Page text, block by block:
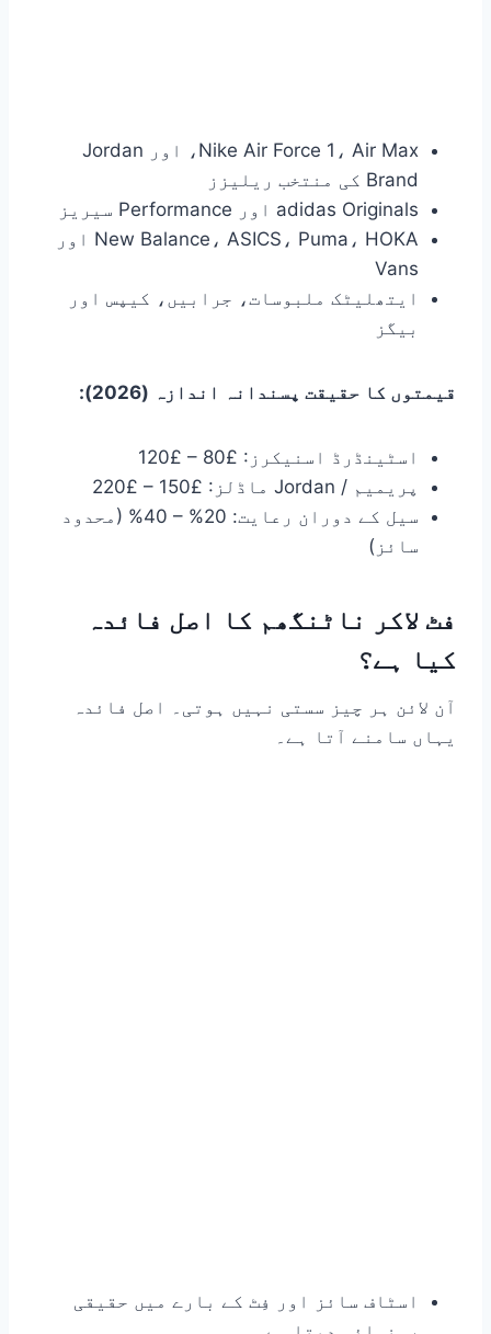
Nike Air Force 1، Air Max، اور Jordan
Brand کی منتخب ریلیزز
adidas Originals اور Performance سیریز
New Balance، ASICS، Puma، HOKA اور
Vans
ایتھلیٹک ملبوسات، جرابیں، کیپس اور
بیگز
قیمتوں کا حقیقت پسندانہ اندازہ (2026):
اسٹینڈرڈ اسنیکرز: £80 – £120
پریمیم / Jordan ماڈلز: £150 – £220
سیل کے دوران رعایت: 20% – 40% (محدود
سائز)
فٹ لاکر ناٹنگھم کا اصل فائدہ
کیا ہے؟
آن لائن ہر چیز سستی نہیں ہوتی۔ اصل فائدہ
یہاں سامنے آتا ہے۔
اسٹاف سائز اور فِٹ کے بارے میں حقیقی